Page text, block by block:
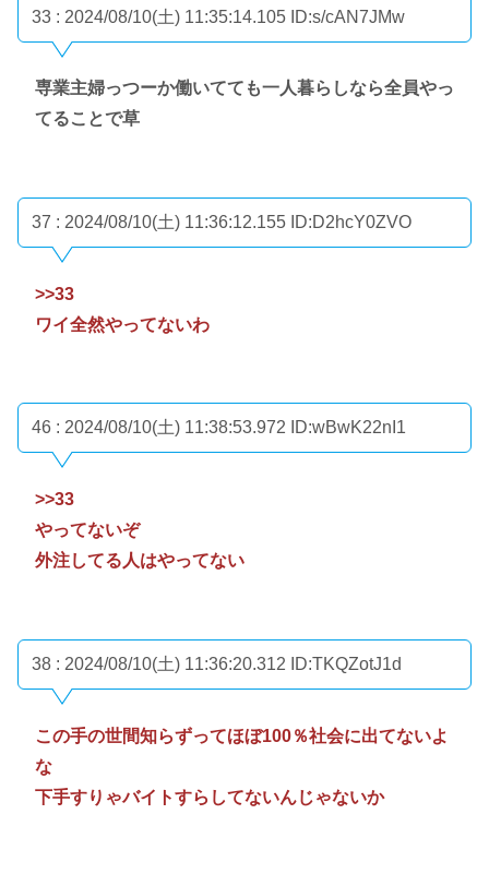
33 : 2024/08/10(土) 11:35:14.105 ID:s/cAN7JMw
専業主婦っつーか働いてても一人暮らしなら全員やっ
てることで草
37 : 2024/08/10(土) 11:36:12.155 ID:D2hcY0ZVO
>>33
ワイ全然やってないわ
46 : 2024/08/10(土) 11:38:53.972 ID:wBwK22nI1
>>33
やってないぞ
外注してる人はやってない
38 : 2024/08/10(土) 11:36:20.312 ID:TKQZotJ1d
この手の世間知らずってほぼ100％社会に出てないよ
な
下手すりゃバイトすらしてないんじゃないか